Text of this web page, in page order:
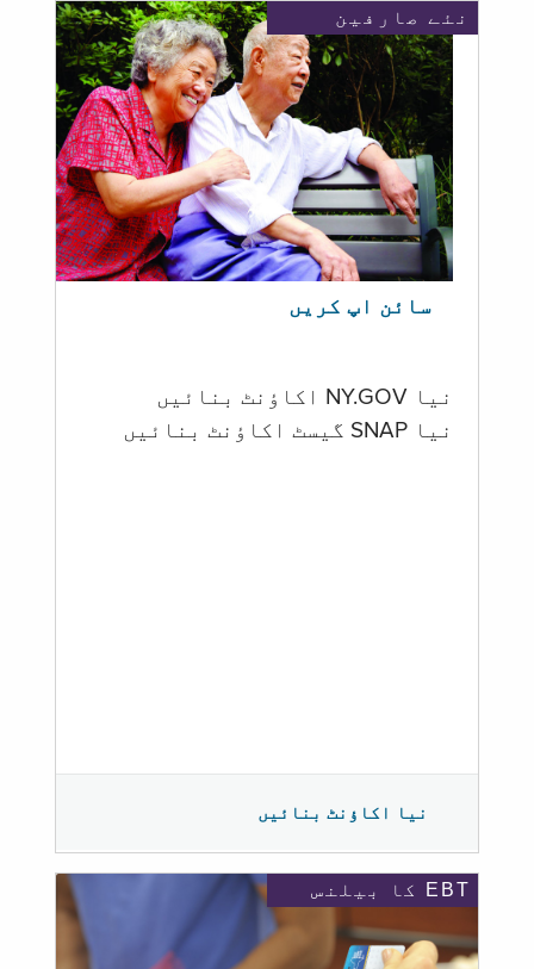
نئے صارفین
سائن اپ کریں
نیا NY.GOV اکاؤنٹ بنائیں
نیا SNAP گیسٹ اکاؤنٹ بنائیں
نیا اکاؤنٹ بنائیں
EBT کا بیلنس